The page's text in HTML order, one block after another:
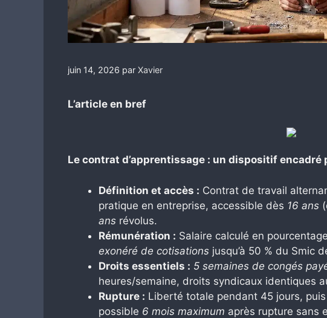
juin 14, 2026 par Xavier
L’article en bref
Le contrat d’apprentissage : un dispositif
Définition et accès : Contrat de travail
pratique en entreprise, accessible dès 16 ans
ans révolus.
Rémunération : Salaire calculé en
exonéré de cotisations jusqu’à 50 % du Smic
Droits essentiels : 5 semaines de congés
heures/semaine, droits syndicaux identiques
Rupture : Liberté totale pendant 45 jours,
possible 6 mois maximum après rupture sans